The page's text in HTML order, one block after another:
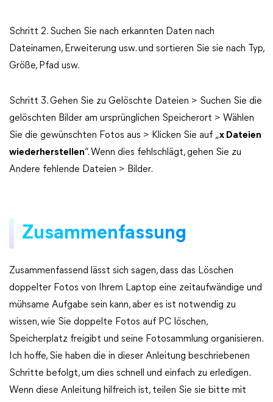
Schritt 2. Suchen Sie nach erkannten Daten nach
Dateinamen, Erweiterung usw. und sortieren Sie sie nach Typ,
Größe, Pfad usw.
Schritt 3. Gehen Sie zu Gelöschte Dateien > Suchen Sie die
gelöschten Bilder am ursprünglichen Speicherort > Wählen
Sie die gewünschten Fotos aus > Klicken Sie auf „x Dateien
wiederherstellen“. Wenn dies fehlschlägt, gehen Sie zu
Andere fehlende Dateien > Bilder.
Zusammenfassung
Zusammenfassend lässt sich sagen, dass das Löschen
doppelter Fotos von Ihrem Laptop eine zeitaufwändige und
mühsame Aufgabe sein kann, aber es ist notwendig zu
wissen, wie Sie doppelte Fotos auf PC löschen,
Speicherplatz freigibt und seine Fotosammlung organisieren.
Ich hoffe, Sie haben die in dieser Anleitung beschriebenen
Schritte befolgt, um dies schnell und einfach zu erledigen.
Wenn diese Anleitung hilfreich ist, teilen Sie sie bitte mit